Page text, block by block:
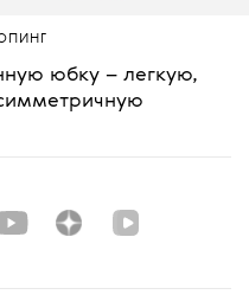
юбку – легкую,